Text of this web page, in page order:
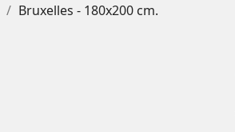
Bruxelles - 180x200 cm.